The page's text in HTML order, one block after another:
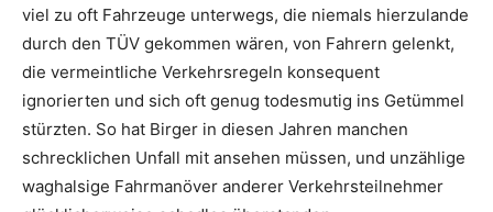
viel zu oft Fahrzeuge unterwegs, die niemals hierzulande
durch den TÜV gekommen wären, von Fahrern gelenkt,
die vermeintliche Verkehrsregeln konsequent
ignorierten und sich oft genug todesmutig ins Getümmel
stürzten. So hat Birger in diesen Jahren manchen
schrecklichen Unfall mit ansehen müssen, und unzählige
waghalsige Fahrmanöver anderer Verkehrsteilnehmer